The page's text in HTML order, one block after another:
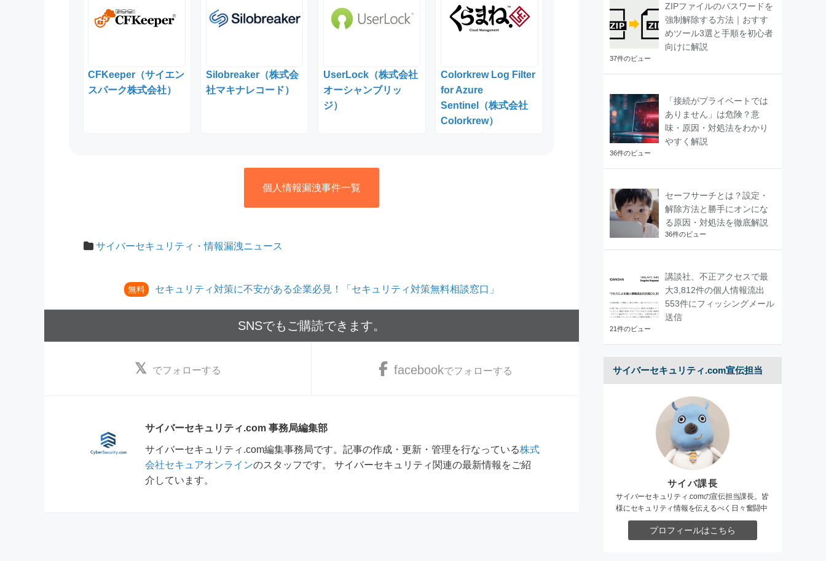
CFKeeper（サイエン
スパーク株式会社）
Silobreaker（株式会
社マキナレコード）
UserLock（株式会社
オーシャンブリッ
ジ）
Colorkrew Log Filter
for Azure
Sentinel（株式会社
Colorkrew）
個人情報漏洩事件一覧
サイバーセキュリティ・情報漏洩ニュース
無料 セキュリティ対策に不安がある企業必見！「セキュリティ対策無料相談窓口」
SNSでもご購読できます。
でフォローする facebookでフォローする
サイバーセキュリティ.com 事務局編集部
サイバーセキュリティ.com編集事務局です。記事の作成・更新・管理を行なっている株式
会社セキュアオンラインのスタッフです。 サイバーセキュリティ関連の最新情報をご紹
介しています。
ZIPファイルのパスワードを
強制解除する方法｜おすす
めツール3選と手順を初心者
向けに解説
37件のビュー
「接続がプライベートでは
ありません」は危険？意
味・原因・対処法をわかり
やすく解説
36件のビュー
セーフサーチとは？設定・
解除方法と勝手にオンにな
る原因・対処法を徹底解説
36件のビュー
講談社、不正アクセスで最
大3,812件の個人情報流出
553件にフィッシングメール
送信
21件のビュー
サイバーセキュリティ.com宣伝担当
サイバ課長
サイバーセキュリティ.comの宣伝担当課長。皆
様にセキュリティ情報を伝えるべく日々奮闘中
プロフィールはこちら